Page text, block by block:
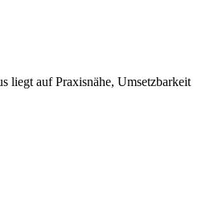
liegt auf Praxisnähe, Umsetzbarkeit